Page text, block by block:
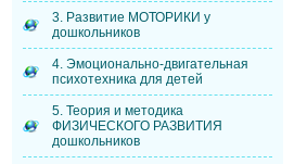
3. Развитие МОТОРИКИ у
дошкольников
4. Эмоционально-двигательная
психотехника для детей
5. Теория и методика
ФИЗИЧЕСКОГО РАЗВИТИЯ
дошкольников